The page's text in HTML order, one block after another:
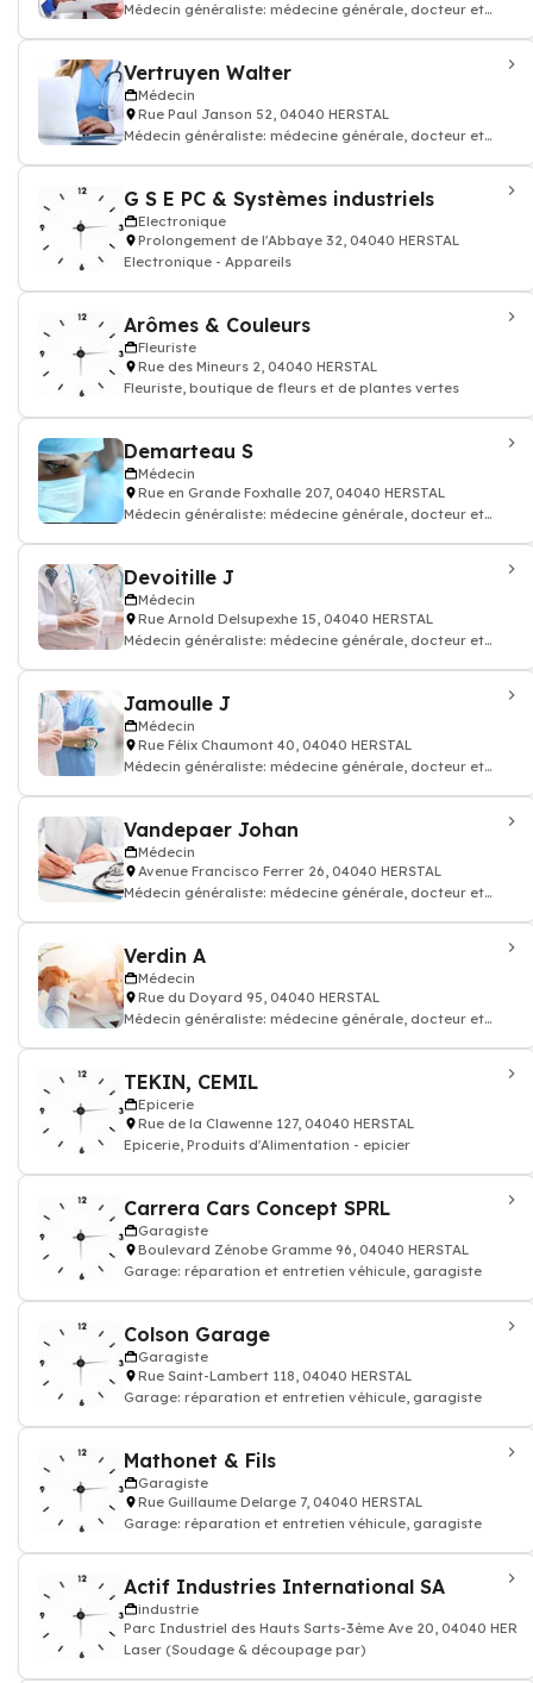
Médecin généraliste: médecine générale, docteur et
Vertruyen Walter
Médecin
Rue Paul Janson 52, 04040 HERSTAL
Médecin généraliste: médecine générale, docteur et
G S E PC & Systèmes industriels
Electronique
Prolongement de l'Abbaye 32, 04040 HERSTAL
Electronique - Appareils
Arômes & Couleurs
Fleuriste
Rue des Mineurs 2, 04040 HERSTAL
Fleuriste, boutique de fleurs et de plantes vertes
Demarteau S
Médecin
Rue en Grande Foxhalle 207, 04040 HERSTAL
Médecin généraliste: médecine générale, docteur et
Devoitille J
Médecin
Rue Arnold Delsupexhe 15, 04040 HERSTAL
Médecin généraliste: médecine générale, docteur et
Jamoulle J
Médecin
Rue Félix Chaumont 40, 04040 HERSTAL
Médecin généraliste: médecine générale, docteur et
Vandepaer Johan
Médecin
Avenue Francisco Ferrer 26, 04040 HERSTAL
Médecin généraliste: médecine générale, docteur et
Verdin A
Médecin
Rue du Doyard 95, 04040 HERSTAL
Médecin généraliste: médecine générale, docteur et
TEKIN, CEMIL
Epicerie
Rue de la Clawenne 127, 04040 HERSTAL
Epicerie, Produits d'Alimentation - epicier
Carrera Cars Concept SPRL
Garagiste
Boulevard Zénobe Gramme 96, 04040 HERSTAL
Garage: réparation et entretien véhicule, garagiste
Colson Garage
Garagiste
Rue Saint-Lambert 118, 04040 HERSTAL
Garage: réparation et entretien véhicule, garagiste
Mathonet & Fils
Garagiste
Rue Guillaume Delarge 7, 04040 HERSTAL
Garage: réparation et entretien véhicule, garagiste
Actif Industries International SA
industrie
Parc Industriel des Hauts Sarts-3ème Ave 20, 04040
Laser (Soudage & découpage par)